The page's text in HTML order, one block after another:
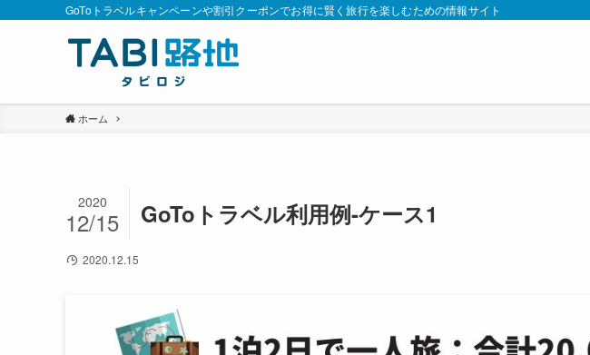
GoToトラベルキャンペーンや割引クーポンでお得に賢く旅行を楽しむための情報サイト
ホーム
GoToトラベル利用例-ケース1
2020
12/15
2020.12.15